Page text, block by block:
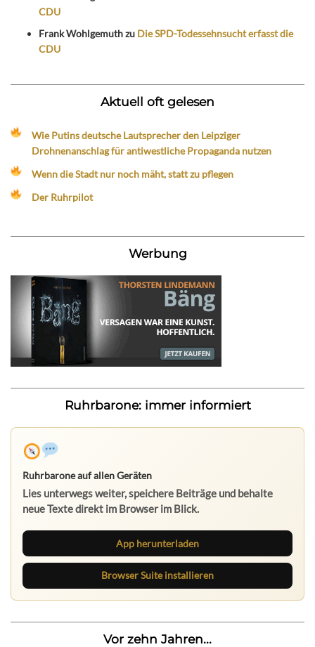
CDU
Frank Wohlgemuthzu Die SPD-Todessehnsucht erfasst die
CDU
Aktuell oft gelesen
Wie Putins deutsche Lautsprecher den Leipziger
Drohnenanschlag für antiwestliche Propaganda nutzen
Wenn die Stadt nur noch mäht, statt zu pflegen
Der Ruhrpilot
Werbung
Ruhrbarone: immer informiert
Ruhrbarone auf allen Geräten
Lies unterwegs weiter, speichere Beiträge und behalte
neue Texte direkt im Browser im Blick.
App herunterladen
Browser Suite installieren
Vor zehn Jahren...